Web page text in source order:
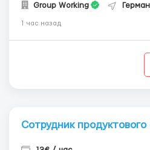
Group Working
1 час назад
Сотрудник продуктового